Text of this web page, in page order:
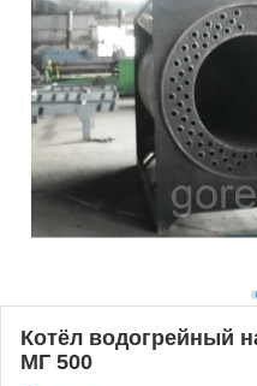
Котёл водогрейный
МГ 500